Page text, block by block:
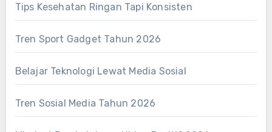
Tips Kesehatan Ringan Tapi Konsisten
Tren Sport Gadget Tahun 2026
Belajar Teknologi Lewat Media Sosial
Tren Sosial Media Tahun 2026